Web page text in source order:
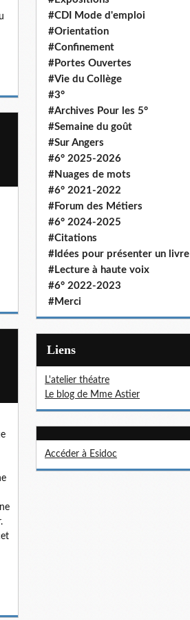
#CDI Mode d'emploi
#Orientation
#Confinement
#Portes Ouvertes
#Vie du Collège
#3°
#Archives Pour les 5°
#Semaine du goût
#Sur Angers
#6° 2025-2026
#Nuages de mots
#6° 2021-2022
#Forum des Métiers
#6° 2024-2025
#Citations
#Idées pour présenter un livre
#Lecture à haute voix
#6° 2022-2023
#Merci
Liens
L'atelier théatre
Le blog de Mme Astier
Accéder à Esidoc